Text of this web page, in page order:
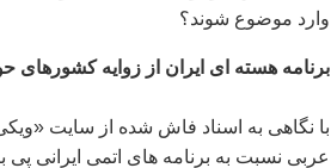
وارد موضوع شوند؟
برنامه هسته ای ايران از زوايه کشورهای
با نگاهی به اسناد فاش شده از سايت
عربی نسبت به برنامه های اتمی ايرانی پی